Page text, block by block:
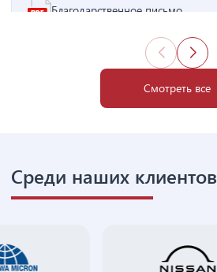
Благодарственное письмо
Смотреть все
Среди наших клиентов